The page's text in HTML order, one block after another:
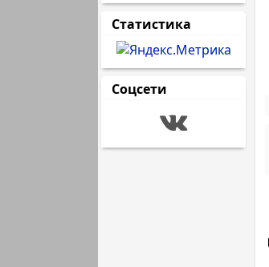
Статистика
Соцсети